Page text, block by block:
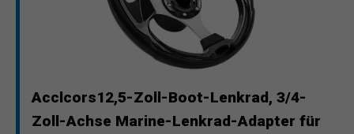
Acclcors12,5-Zoll-Boot-Lenkrad, 3/4-
Zoll-Achse Marine-Lenkrad-Adapter für